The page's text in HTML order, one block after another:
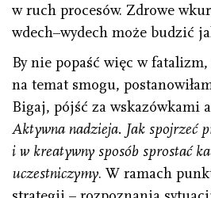
w ruch procesów. Zdrowe
wdech–wydech może budzić
By nie popaść więc w
na temat smogu,
Bigaj, pójść za wskazówkami
Aktywna nadzieja. Jak spojrzeć
i w kreatywny sposób sprostać
uczestniczymy. W ramach